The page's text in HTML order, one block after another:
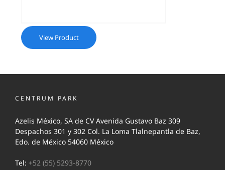
View Product
CENTRUM PARK
Azelis México, SA de CV Avenida Gustavo Baz 309
Despachos 301 y 302 Col. La Loma Tlalnepantla de Baz,
Edo. de México 54060 México
Tel: +52 (55) 5293-8770